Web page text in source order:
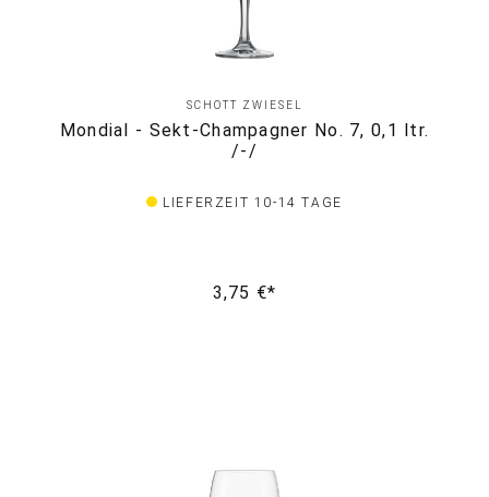
SCHOTT ZWIESEL
Mondial - Sekt-Champagner No. 7, 0,1 ltr.
/-/
LIEFERZEIT 10-14 TAGE
3,75 €*